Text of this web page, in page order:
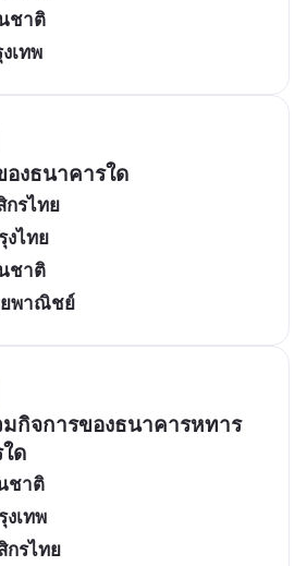
ชาติ
เทพ
องธนาคารใด
กรไทย
งไทย
ชาติ
ยพาณิชย์
มกิจการของธนาคารหทาร
ด
ชาติ
เทพ
กรไทย